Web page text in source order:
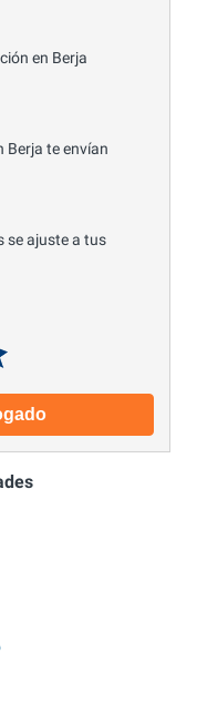
en Berja
Berja te envían
se ajuste a tus